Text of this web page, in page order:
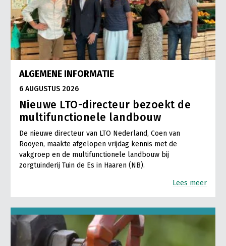
ALGEMENE INFORMATIE
6 AUGUSTUS 2026
Nieuwe LTO-directeur bezoekt de
multifunctionele landbouw
De nieuwe directeur van LTO Nederland, Coen van
Rooyen, maakte afgelopen vrijdag kennis met de
vakgroep en de multifunctionele landbouw bij
zorgtuinderij Tuin de Es in Haaren (NB).
Lees meer